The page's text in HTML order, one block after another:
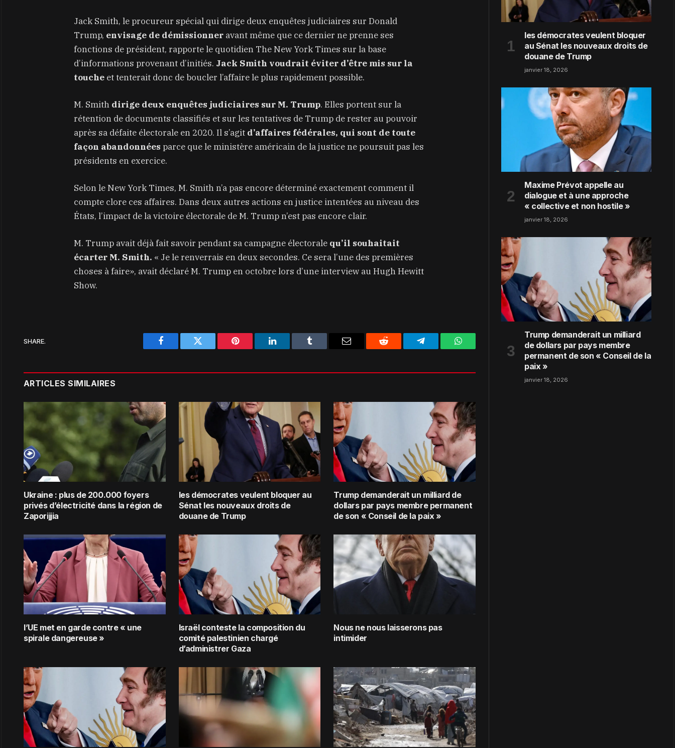
Jack Smith, le procureur spécial qui dirige deux enquêtes judiciaires sur Donald
Trump, envisage de démissionneravant même que ce dernier ne prenne ses
fonctions de président, rapporte le quotidien The New York Times sur la base
d’informations provenant d’initiés. Jack Smith voudrait éviter d’être mis sur la
toucheet tenterait donc de boucler l’affaire le plus rapidement possible.
M. Smithdirige deux enquêtes judiciaires sur M. Trump. Elles portent sur la
rétention de documents classifiés et sur les tentatives de Trump de rester au pouvoir
après sa défaite électorale en 2020. Il s’agit d’affaires fédérales, qui sont de toute
façon abandonnées parce que le ministère américain de la justice ne poursuit pas les
présidents en exercice.
Selon le New York Times, M. Smith n’a pas encore déterminé exactement comment il
compte clore ces affaires. Dans deux autres actions en justice intentées au niveau des
États, l’impact de la victoire électorale de M. Trump n’est pas encore clair.
M. Trump avait déjà fait savoir pendant sa campagne électoralequ’il souhaitait
écarter M. Smith. « Je le renverrais en deux secondes. Ce sera l’une des premières
choses à faire», avait déclaré M. Trump en octobre lors d’une interview au Hugh Hewitt
Show.
SHARE.
Facebook Twitter Pinterest LinkedIn Tumblr Email Reddit Telegram WhatsApp
ARTICLES SIMILAIRES
Ukraine : plus de 200.000 foyers
privés d’électricité dans la région de
Zaporijjia
les démocrates veulent bloquer au
Sénat les nouveaux droits de
douane de Trump
Trump demanderait un milliard de
dollars par pays membre permanent
de son « Conseil de la paix »
l’UE met en garde contre « une
spirale dangereuse »
Israël conteste la composition du
comité palestinien chargé
d’administrer Gaza
Nous ne nous laisserons pas
intimider
les démocrates veulent bloquer
au Sénat les nouveaux droits de
douane de Trump
janvier 18, 2026
Maxime Prévot appelle au
dialogue et à une approche
« collective et non hostile »
janvier 18, 2026
Trump demanderait un milliard
de dollars par pays membre
permanent de son « Conseil de la
paix »
janvier 18, 2026